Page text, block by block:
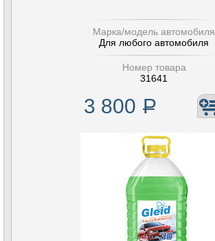
Марка/модель автомобиля
Для любого автомобиля
Номер товара
31641
3 800 Р